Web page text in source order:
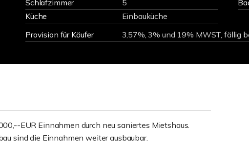
Schlafzimmer 5
Küche
Einbauküche
Provision für Käufer
3,57%, 3% und 19% MWST, fällig
EUR Einnahmen durch neu saniertes Mietshaus.
sind die Einnahmen weiter ausbaubar.